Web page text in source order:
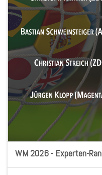
WM 2026 - Experten-